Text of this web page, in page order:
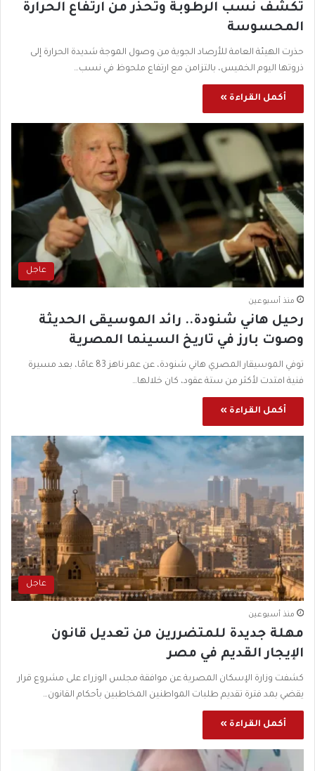
تكشف نسب الرطوبة وتحذر من ارتفاع الحرارة
المحسوسة
حذرت الهيئة العامة للأرصاد الجوية من وصول الموجة شديدة الحرارة إلى
ذروتها اليوم الخميس، بالتزامن مع ارتفاع ملحوظ في نسب…
أكمل القراءة »
عاجل
منذ أسبوعين
رحيل هاني شنودة.. رائد الموسيقى الحديثة
وصوت بارز في تاريخ السينما المصرية
توفي الموسيقار المصري هاني شنودة، عن عمر ناهز 83 عامًا، بعد مسيرة
فنية امتدت لأكثر من ستة عقود، كان خلالها…
أكمل القراءة »
عاجل
منذ أسبوعين
مهلة جديدة للمتضررين من تعديل قانون
الإيجار القديم في مصر
كشفت وزارة الإسكان المصرية عن موافقة مجلس الوزراء على مشروع قرار
يقضي بمد فترة تقديم طلبات المواطنين المخاطبين بأحكام القانون…
أكمل القراءة »